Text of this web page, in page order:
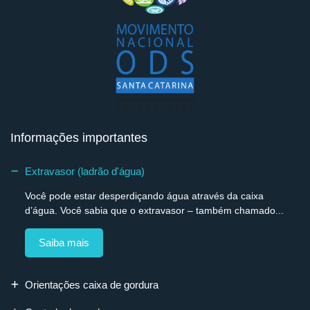
Informações importantes
Extravasor (ladrão d'água)
Você pode estar desperdiçando água através da caixa
d’água. Você sabia que o extravasor – também chamado...
Saiba mais
Orientações caixa de gordura